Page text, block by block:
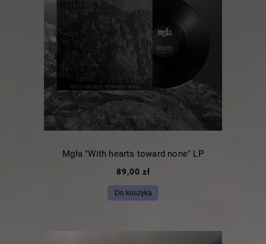
Mgła "With hearts toward none" LP
89,00 zł
Do koszyka